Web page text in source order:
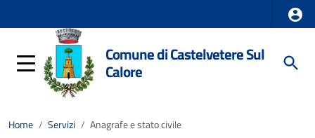
Comune di Castelvetere Sul
Calore
Home / Servizi / Anagrafe e stato civile